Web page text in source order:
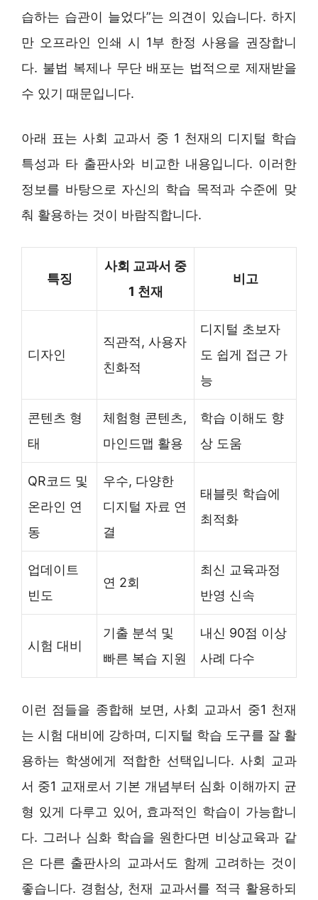
습하는 습관이 늘었다”는 의견이 있습니다. 하지
만 오프라인 인쇄 시 1부 한정 사용을 권장합니
다. 불법 복제나 무단 배포는 법적으로 제재받을
수 있기 때문입니다.
아래 표는 사회 교과서 중 1 천재의 디지털 학습
특성과 타 출판사와 비교한 내용입니다. 이러한
정보를 바탕으로 자신의 학습 목적과 수준에 맞
춰 활용하는 것이 바람직합니다.
특징
사회 교과서 중
1 천재
비고
디자인
직관적, 사용자
친화적
디지털 초보자
도 쉽게 접근 가
능
콘텐츠 형
태
체험형 콘텐츠,
마인드맵 활용
학습 이해도 향
상 도움
QR코드 및
온라인 연
동
우수, 다양한
디지털 자료 연
결
태블릿 학습에
최적화
업데이트
빈도
연 2회
최신 교육과정
반영 신속
시험 대비
기출 분석 및
빠른 복습 지원
내신 90점 이상
사례 다수
이런 점들을 종합해 보면, 사회 교과서 중1 천재
는 시험 대비에 강하며, 디지털 학습 도구를 잘 활
용하는 학생에게 적합한 선택입니다. 사회 교과
서 중1 교재로서 기본 개념부터 심화 이해까지 균
형 있게 다루고 있어, 효과적인 학습이 가능합니
다. 그러나 심화 학습을 원한다면 비상교육과 같
은 다른 출판사의 교과서도 함께 고려하는 것이
좋습니다. 경험상, 천재 교과서를 적극 활용하되